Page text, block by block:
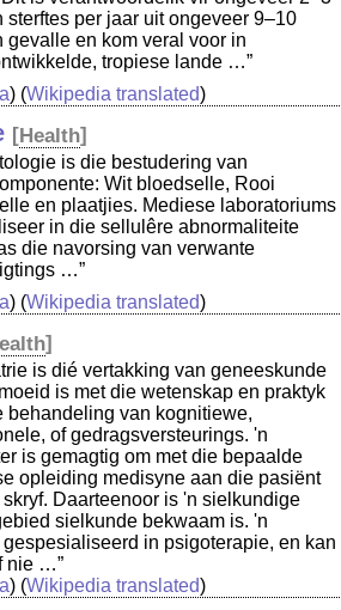
sterftes per jaar uit ongeveer 9–10
gevalle en kom veral voor in
tropiese lande …”
) (Wikipedia translated)
[Health]
is die bestudering van
Wit bloedselle, Rooi
en plaatjies. Mediese laboratoriums
in die sellulêre abnormaliteite
die navorsing van verwante
…”
) (Wikipedia translated)
]
is dié vertakking van geneeskunde
is met die wetenskap en praktyk
behandeling van kognitiewe,
of gedragsversteurings. 'n
is gemagtig om met die bepaalde
opleiding medisyne aan die pasiënt
skryf. Daarteenoor is 'n sielkundige
sielkunde bekwaam is. 'n
in psigoterapie, en kan
nie …”
) (Wikipedia translated)